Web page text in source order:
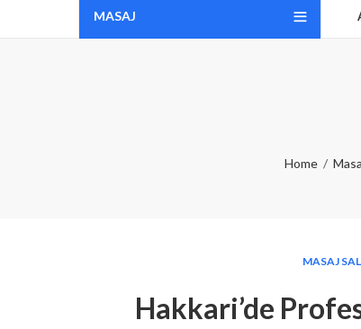
MASAJ
Home
MASAJ
Hakkari’de